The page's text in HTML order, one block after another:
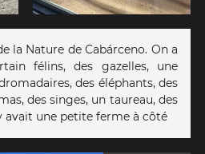
la Nature de Cabárceno. On a
félins, des gazelles, une
des éléphants, des
des singes, un taureau, des
avait une petite ferme à côté